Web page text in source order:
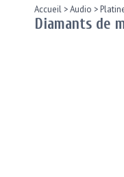
Accueil >Audio >
Diamants de